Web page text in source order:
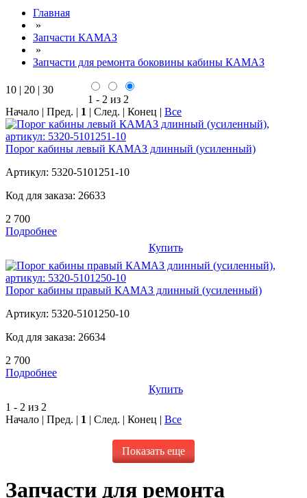
Главная
»
Запчасти КАМАЗ
»
Запчасти для ремонта боковины кабины КАМАЗ
10 | 20 | 30
1 - 2 из 2
Начало | Пред. | 1 | След. | Конец | Все
Порог кабины левый КАМАЗ длинный (усиленный)
Артикул: 5320-5101251-10
Код для заказа: 26633
2 700
Подробнее
Купить
Порог кабины правый КАМАЗ длинный (усиленный)
Артикул: 5320-5101250-10
Код для заказа: 26634
2 700
Подробнее
Купить
1 - 2 из 2
Начало | Пред. | 1 | След. | Конец | Все
Показать еще
Запчасти для ремонта